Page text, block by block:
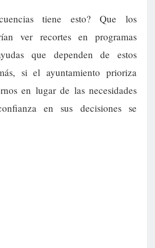
tiene esto? Que los
ver recortes en programas
que dependen de estos
si el ayuntamiento prioriza
en lugar de las necesidades
en sus decisiones se